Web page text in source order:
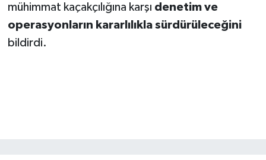
mühimmat kaçakçılığına karşı denetim ve
operasyonların kararlılıkla sürdürüleceğini
bildirdi.